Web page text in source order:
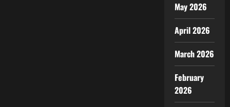
May 2026
April 2026
March 2026
February
2026